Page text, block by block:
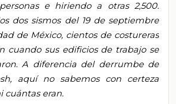
e hiriendo a otras 2,500.
dos sismos del 19 de septiembre
de México, cientos de costureras
cuando sus edificios de trabajo se
A diferencia del derrumbe de
aquí no sabemos con certeza
cuántas eran.